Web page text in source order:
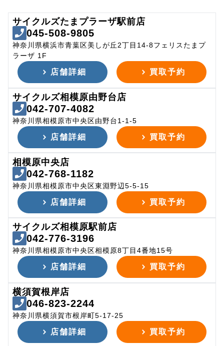
サイクルズたまプラーザ駅前店
045-508-9805
神奈川県横浜市青葉区美しが丘2丁目14-8フェリスたまプ
ラーザ 1F
店舗詳細 買取予約
サイクルズ相模原由野台店
042-707-4082
神奈川県相模原市中央区由野台1-1-5
店舗詳細 買取予約
相模原中央店
042-768-1182
神奈川県相模原市中央区東淵野辺5-5-15
店舗詳細 買取予約
サイクルズ相模原駅前店
042-776-3196
神奈川県相模原市中央区相模原8丁目4番地15号
店舗詳細 買取予約
横須賀根岸店
046-823-2244
神奈川県横須賀市根岸町5-17-25
店舗詳細 買取予約